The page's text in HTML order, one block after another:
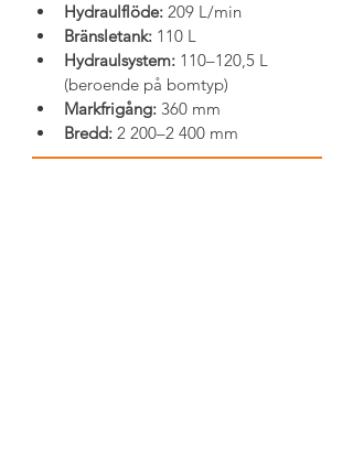
Hydraulflöde: 209 L/min
Bränsletank: 110 L
Hydraulsystem: 110–120,5 L
(beroende på bomtyp)
Markfrigång: 360 mm
Bredd: 2 200–2 400 mm